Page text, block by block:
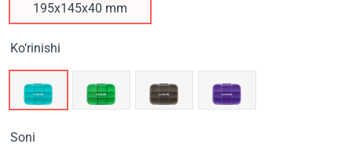
195x145x40 mm
Ko‘rinishi
Soni